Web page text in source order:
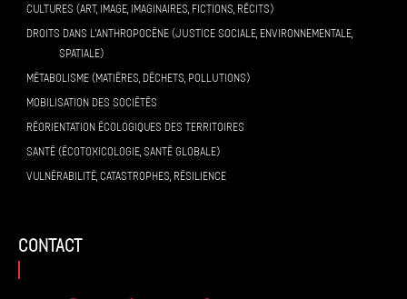
CULTURES (ART, IMAGE, IMAGINAIRES, FICTIONS, RÉCITS)
DROITS DANS L’ANTHROPOCÈNE (JUSTICE SOCIALE, ENVIRONNEMENTALE,
SPATIALE)
MÉTABOLISME (MATIÈRES, DÉCHETS, POLLUTIONS)
MOBILISATION DES SOCIÉTÉS
RÉORIENTATION ÉCOLOGIQUES DES TERRITOIRES
SANTÉ (ÉCOTOXICOLOGIE, SANTÉ GLOBALE)
VULNÉRABILITÉ, CATASTROPHES, RÉSILIENCE
contact